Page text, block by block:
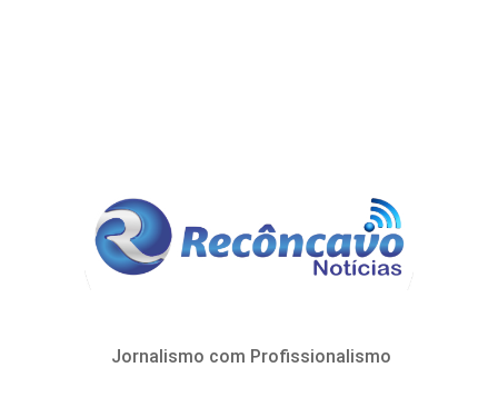
Jornalismo com Profissionalismo